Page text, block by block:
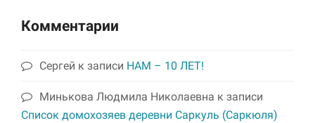
Комментарии
Сергей к записи НАМ – 10 ЛЕТ!
Минькова Людмила Николаевна к записи
Список домохозяев деревни Саркуль (Саркюля)